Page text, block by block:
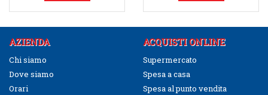
AZIENDA
Chi siamo
Dove siamo
Orari
ACQUISTI ONLINE
Supermercato
Spesa a casa
Spesa al punto vendita